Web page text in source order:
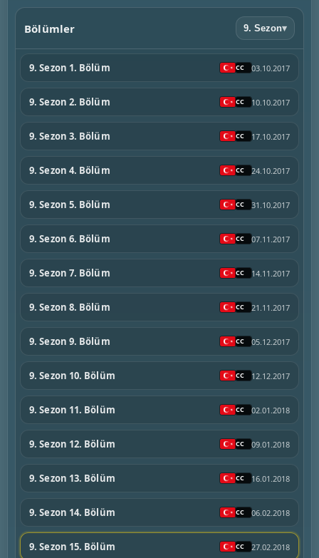
Bölümler 9. Sezon▾
9. Sezon 1. Bölüm 03.10.2017
9. Sezon 2. Bölüm 10.10.2017
9. Sezon 3. Bölüm 17.10.2017
9. Sezon 4. Bölüm 24.10.2017
9. Sezon 5. Bölüm 31.10.2017
9. Sezon 6. Bölüm 07.11.2017
9. Sezon 7. Bölüm 14.11.2017
9. Sezon 8. Bölüm 21.11.2017
9. Sezon 9. Bölüm 05.12.2017
9. Sezon 10. Bölüm 12.12.2017
9. Sezon 11. Bölüm 02.01.2018
9. Sezon 12. Bölüm 09.01.2018
9. Sezon 13. Bölüm 16.01.2018
9. Sezon 14. Bölüm 06.02.2018
9. Sezon 15. Bölüm 27.02.2018